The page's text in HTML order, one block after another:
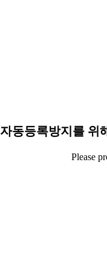
자동등록방지를 위
Please